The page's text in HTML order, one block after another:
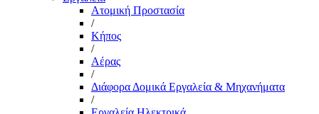
Aτομική Προστασία
/
Kήπος
/
Αέρας
/
Διάφορα Δομικά Εργαλεία & Μηχανήματα
/